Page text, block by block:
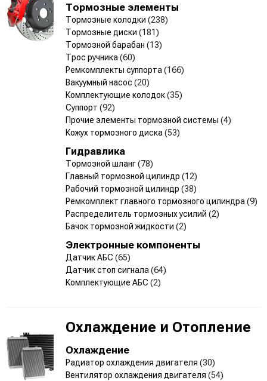
Тормозные элементы
Тормозные колодки (238)
Тормозные диски (181)
Тормозной барабан (13)
Трос ручника (60)
Ремкомплекты суппорта (166)
Вакуумный насос (20)
Комплектующие колодок(35)
Суппорт (92)
Прочие элементы тормозной системы (4)
Кожух тормозного диска (53)
Гидравлика
Тормозной шланг(78)
Главный тормозной цилиндр (12)
Рабочий тормозной цилиндр (38)
Ремкомплект главного тормозного цилиндра (9)
Распределитель тормозных усилий (2)
Бачок тормозной жидкости (2)
Электронные компоненты
Датчик АБС (65)
Датчик стоп сигнала (64)
Комплектующие АБС (2)
Охлаждение и Отопление
Охлаждение
Радиатор охлаждения двигателя (30)
Вентилятор охлаждения двигателя (54)